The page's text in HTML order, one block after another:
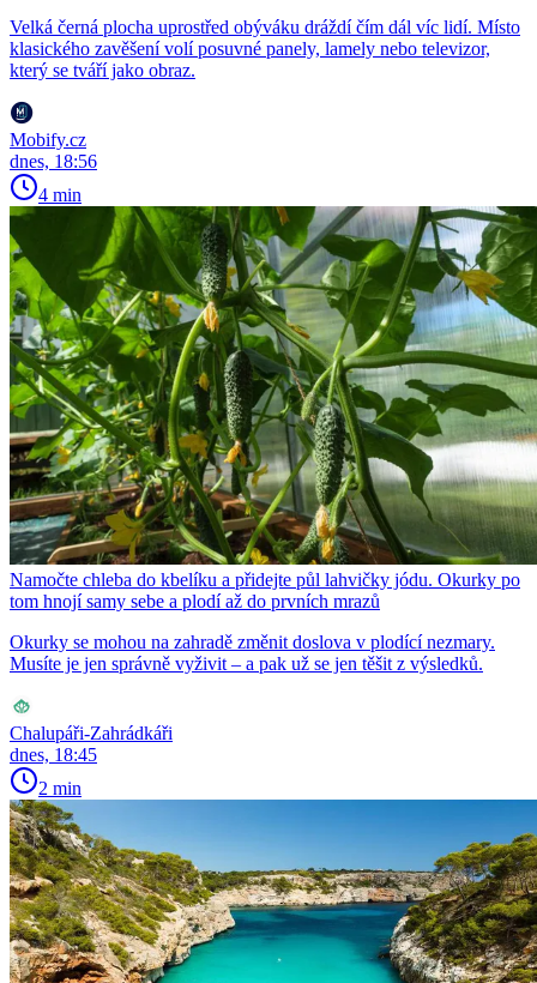
Velká černá plocha uprostřed obýváku dráždí čím dál víc lidí. Místo
klasického zavěšení volí posuvné panely, lamely nebo televizor,
který se tváří jako obraz.
Mobify.cz
dnes, 18:56
4 min
Namočte chleba do kbelíku a přidejte půl lahvičky jódu. Okurky po
tom hnojí samy sebe a plodí až do prvních mrazů
Okurky se mohou na zahradě změnit doslova v plodící nezmary.
Musíte je jen správně vyživit – a pak už se jen těšit z výsledků.
Chalupáři-Zahrádkáři
dnes, 18:45
2 min